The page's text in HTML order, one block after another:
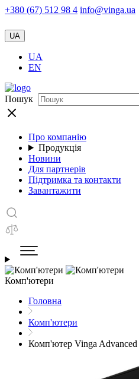
+380 (67) 512 98 4 info@vinga.ua
UA
UA
EN
Пошук
Про компанію
Продукція
Новини
Для партнерів
Підтримка та контакти
Завантажити
Комп'ютери
Головна
Комп'ютери
Комп'ютер Vinga